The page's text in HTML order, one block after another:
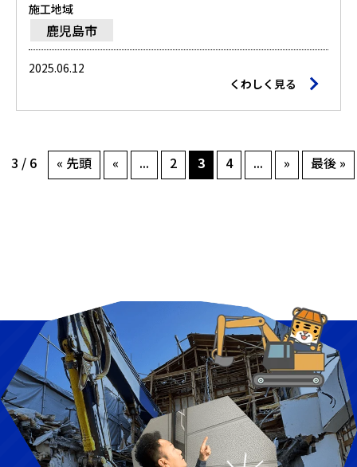
施工地域
鹿児島市
2025.06.12
くわしく見る
3 / 6 « 先頭 « ... 2 3 4 ... » 最後 »